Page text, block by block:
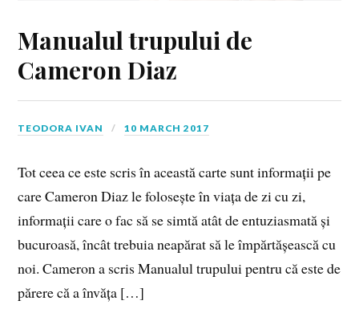
Manualul trupului de
Cameron Diaz
TEODORA IVAN 10 MARCH 2017
Tot ceea ce este scris în această carte sunt informații pe
care Cameron Diaz le folosește în viața de zi cu zi,
informații care o fac să se simtă atât de entuziasmată și
bucuroasă, încât trebuia neapărat să le împărtășească cu
noi. Cameron a scris Manualul trupului pentru că este de
părere că a învăța […]